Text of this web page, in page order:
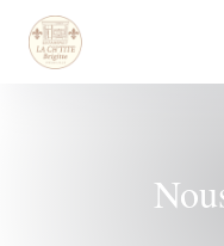
Personnalisation de vos